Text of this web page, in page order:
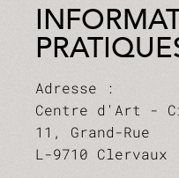
Adresse :
Centre d'Art -
11, Grand-Rue
L-9710 Clervaux